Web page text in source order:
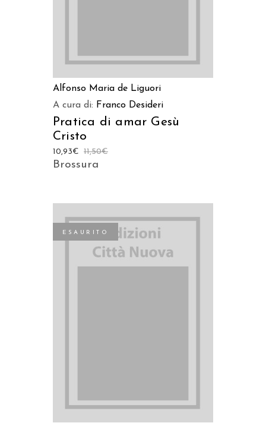
Alfonso Maria de Liguori
A cura di: Franco Desideri
Pratica di amar Gesù
Cristo
11,50€
10,93€
Brossura
ESAURITO